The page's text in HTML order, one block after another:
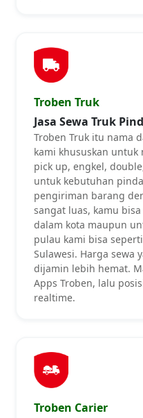
Troben Truk
Jasa Sewa Truk
Troben Truk itu nama
kami khususkan untuk
pick up, engkel,
untuk kebutuhan
pengiriman barang
sangat luas, kamu
dalam kota maupun
pulau kami bisa
Sulawesi. Harga sewa
dijamin lebih hemat.
Apps Troben, lalu
realtime.
Troben Carier